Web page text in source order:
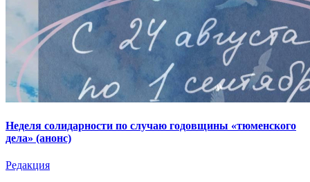
Неделя солидарности по случаю годовщины «тюменского
дела» (анонс)
Редакция